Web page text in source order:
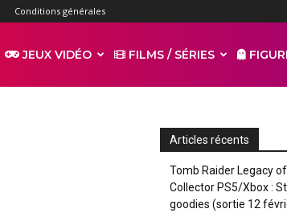
Conditions générales
JEUX VIDÉO FILMS / SÉRIES
Articles récents
Tomb Raider Legacy
Collector PS5/Xbox :
goodies (sortie 12